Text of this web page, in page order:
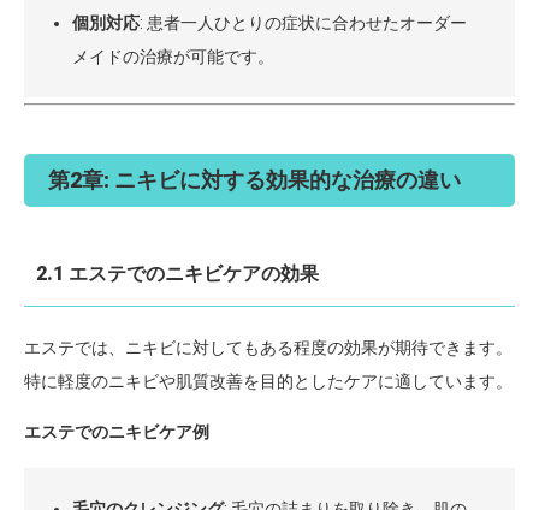
個別対応: 患者一人ひとりの症状に合わせたオーダー
メイドの治療が可能です。
第2章: ニキビに対する効果的な治療の違い
2.1 エステでのニキビケアの効果
エステでは、ニキビに対してもある程度の効果が期待できます。
特に軽度のニキビや肌質改善を目的としたケアに適しています。
エステでのニキビケア例